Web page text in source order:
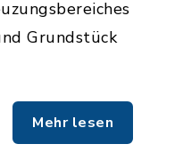
Grundstück
Mehr lesen